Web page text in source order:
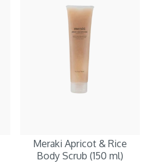
Meraki Apricot & Rice
Body Scrub (150 ml)